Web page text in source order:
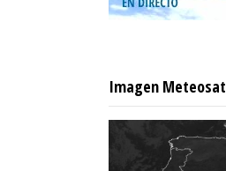
Imagen Meteosat